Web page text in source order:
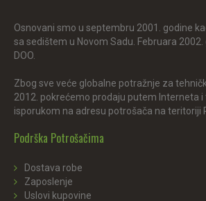
Osnovani smo u septembru 2001. godine
sa sedištem u Novom Sadu. Februara
DOO.
Zbog sve veće globalne potražnje za
2012. pokrećemo prodaju putem Interneta i
isporukom na adresu potrošača na teritoriji
Podrška Potrošačima
Dostava robe
Zaposlenje
Uslovi kupovine